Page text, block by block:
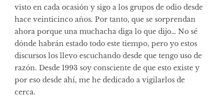
visto en cada ocasión y sigo a los grupos de odio desde
hace veinticinco años. Por tanto, que se sorprendan
ahora porque una muchacha diga lo que dijo… No sé
dónde habrán estado todo este tiempo, pero yo estos
discursos los llevo escuchando desde que tengo uso de
razón. Desde 1993 soy consciente de que esto existe y
por eso desde ahí, me he dedicado a vigilarlos de
cerca.